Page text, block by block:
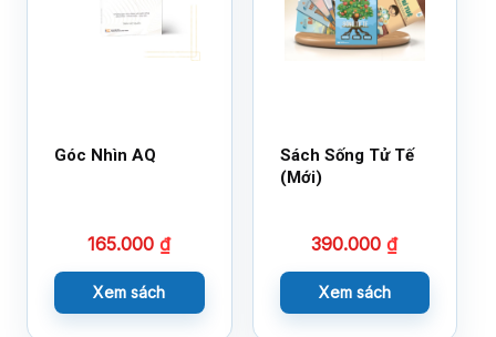
Góc Nhìn AQ
165.000₫
Xem sách
Sách Sống Tử Tế
(Mới)
390.000₫
Xem sách